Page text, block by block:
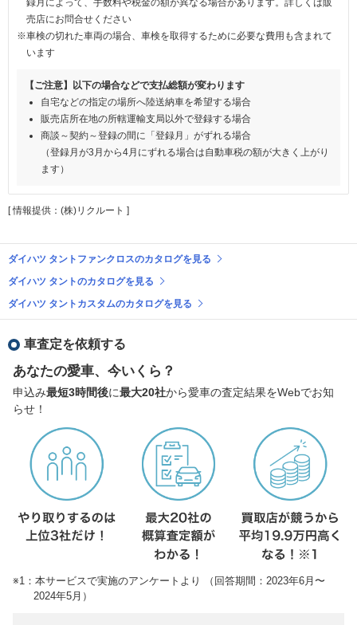
売店にお問合せください
※車検の切れた車両の場合、車検を取得するために必要な費用も含まれて
います
【ご注意】以下の場合などで支払総額が変わります
自宅などの指定の場所へ陸送納車を希望する場合
販売店所在地の所轄運輸支局以外で登録する場合
商談～契約～登録の間に「登録月」がずれる場合
（登録月が3月から4月にずれる場合は自動車税の額が大きく上がり
ます）
[ 情報提供：(株)リクルート ]
ダイハツ タントファンクロスのカタログを見る
ダイハツ タントのカタログを見る
ダイハツ タントカスタムのカタログを見る
車査定を依頼する
あなたの愛車、今いくら？
申込み最短3時間後に最大20社から愛車の査定結果をWebでお知
らせ！
※1：本サービスで実施のアンケートより （回答期間：2023年6月〜
2024年5月）